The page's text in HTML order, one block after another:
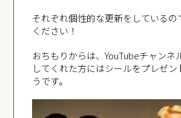
それぞれ個性的な更新をしているの
ください！
おちもりからは、YouTubeチャンネ
してくれた方にはシールをプレゼン
うです。